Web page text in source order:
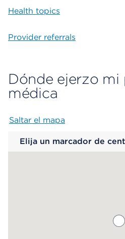
Health topics
Provider referrals
Dónde ejerzo mi
médica
Saltar el mapa
Elija un marcador de